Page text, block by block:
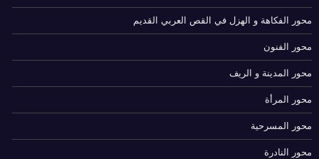
محور الفكاهة و الهزل في القص العربي القديم
محور الفنون
محور المدينة و الريف
محور المرأة
محور المسرحية
محور النادرة